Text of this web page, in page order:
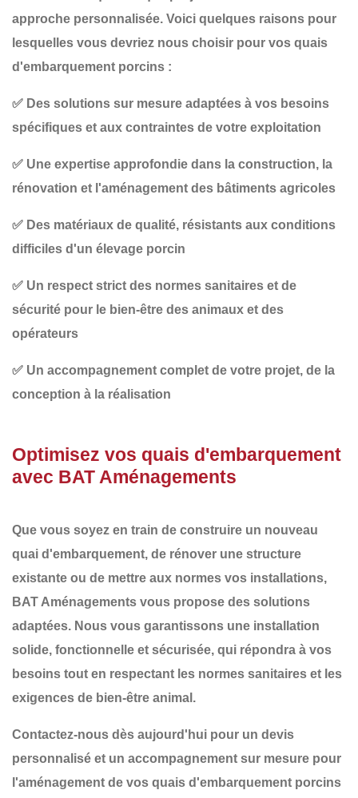
approche personnalisée. Voici quelques raisons pour
lesquelles vous devriez nous choisir pour vos quais
d'embarquement porcins :
✅ Des solutions sur mesure adaptées à vos besoins
spécifiques et aux contraintes de votre exploitation
✅ Une expertise approfondie dans la construction, la
rénovation et l'aménagement des bâtiments agricoles
✅ Des matériaux de qualité, résistants aux conditions
difficiles d'un élevage porcin
✅ Un respect strict des normes sanitaires et de
sécurité pour le bien-être des animaux et des
opérateurs
✅ Un accompagnement complet de votre projet, de la
conception à la réalisation
Optimisez vos quais d'embarquement
avec BAT Aménagements
Que vous soyez en train de construire un nouveau
quai d'embarquement, de rénover une structure
existante ou de mettre aux normes vos installations,
BAT Aménagements vous propose des solutions
adaptées. Nous vous garantissons une installation
solide, fonctionnelle et sécurisée, qui répondra à vos
besoins tout en respectant les normes sanitaires et les
exigences de bien-être animal.
Contactez-nous dès aujourd'hui pour un devis
personnalisé et un accompagnement sur mesure pour
l'aménagement de vos quais d'embarquement porcins